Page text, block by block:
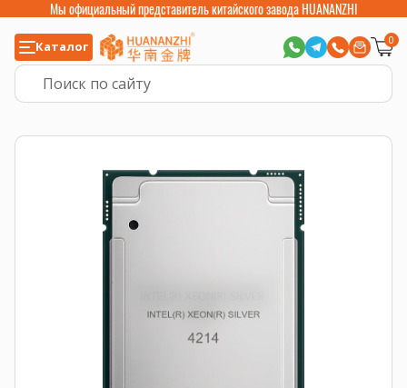
Мы официальный представитель китайского завода HUANANZHI
Каталог 0